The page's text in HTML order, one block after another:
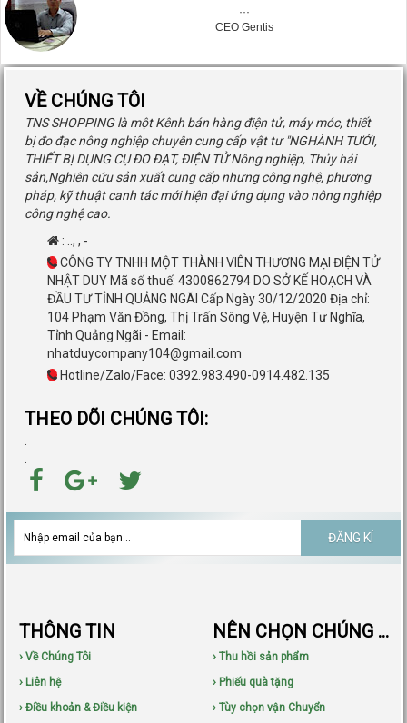
···
CEO Gentis
VỀ CHÚNG TÔI
TNS SHOPPING là một Kênh bán hàng điện tử, máy móc, thiết
bị đo đạc nông nghiệp chuyên cung cấp vật tư "NGHÀNH TƯỚI,
THIẾT BỊ DỤNG CỤ ĐO ĐẠT, ĐIỆN TỬ Nông nghiệp, Thủy hải
sản,Nghiên cứu sản xuất cung cấp nhưng công nghệ, phương
pháp, kỹ thuật canh tác mới hiện đại ứng dụng vào nông nghiệp
công nghệ cao.
:
, , -
CÔNG TY TNHH MỘT THÀNH VIÊN THƯƠNG MẠI ĐIỆN TỬ
NHẬT DUY Mã số thuế: 4300862794 DO SỞ KẾ HOẠCH VÀ
ĐẦU TƯ TỈNH QUẢNG NGÃI Cấp Ngày 30/12/2020 Địa chỉ:
104 Phạm Văn Đồng, Thị Trấn Sông Vệ, Huyện Tư Nghĩa,
Tỉnh Quảng Ngãi - Email:
nhatduycompany104@gmail.com
Hotline/Zalo/Face: 0392.983.490-0914.482.135
THEO DÕI CHÚNG TÔI:
ĐĂNG KÍ
THÔNG TIN
› Về Chúng Tôi
› Liên hệ
› Điều khoản & Điều kiện
NÊN CHỌN CHÚNG TÔI
› Thu hồi sản phẩm
› Phiếu quà tặng
› Tùy chọn vận Chuyển